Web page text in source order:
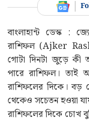
বাংলাহান্ট ডেস্ক :
রাশিফল (Ajker
গোটা দিনটা জুড়ে কী
পারে রাশিফল। তাই
রাশিফলের দিকে। বড়
থেকেও সচেতন হওয়া
রাশিফলের দিকে